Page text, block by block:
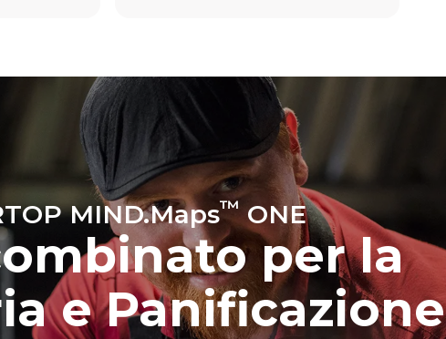
cui esso è collegato; queste ultime
possono essere azzerate scegliendo di
acquistare energia prodotta da fonti
rinnovabili.
lavaggio
MIND.Maps™ONE
per la
e Panificazione